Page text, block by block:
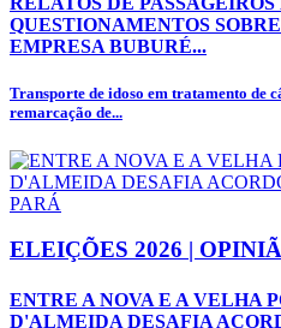
QUESTIONAMENTOS
EMPRESA BUBURÉ...
Transporte de idoso em tratamento de
remarcação de...
ELEIÇÕES 2026 |
ENTRE A NOVA E A VELHA
D'ALMEIDA DESAFIA